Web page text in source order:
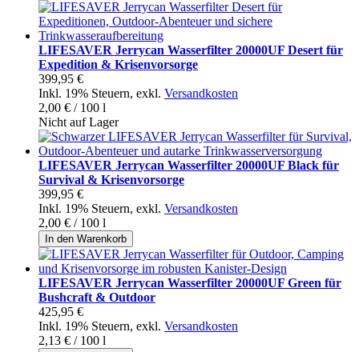
LIFESAVER Jerrycan Wasserfilter 20000UF Desert für
Expedition & Krisenvorsorge
399,95 €
Inkl. 19% Steuern, exkl. Versandkosten
2,00 € / 100 l
Nicht auf Lager
LIFESAVER Jerrycan Wasserfilter 20000UF Black für
Survival & Krisenvorsorge
399,95 €
Inkl. 19% Steuern, exkl. Versandkosten
2,00 € / 100 l
In den Warenkorb
LIFESAVER Jerrycan Wasserfilter 20000UF Green für
Bushcraft & Outdoor
425,95 €
Inkl. 19% Steuern, exkl. Versandkosten
2,13 € / 100 l